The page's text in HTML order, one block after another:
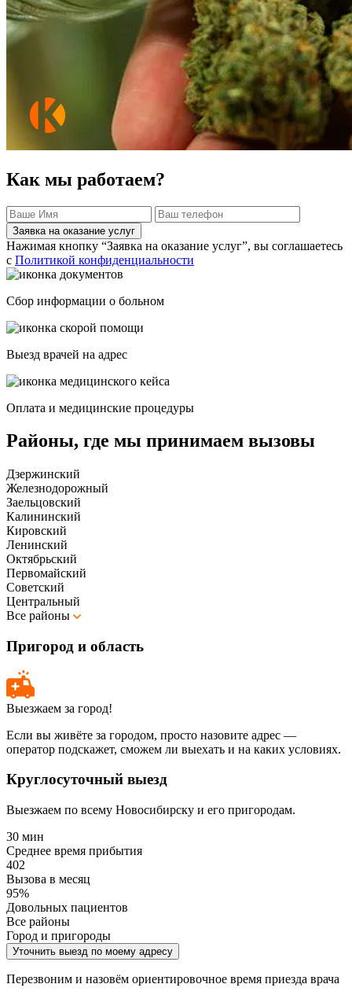
Как мы работаем?
Заявка на оказание услуг
Нажимая кнопку “Заявка на оказание услуг”, вы соглашаетесь
с Политикой конфиденциальности
Сбор информации о больном
Выезд врачей на адрес
Оплата и медицинские процедуры
Районы, где мы принимаем вызовы
Дзержинский
Железнодорожный
Заельцовский
Калининский
Кировский
Ленинский
Октябрьский
Первомайский
Советский
Центральный
Все районы
Пригород и область
Выезжаем за город!
Если вы живёте за городом, просто назовите адрес —
оператор подскажет, сможем ли выехать и на каких условиях.
Круглосуточный выезд
Выезжаем по всему Новосибирску и его пригородам.
30 мин
Среднее время прибытия
402
Вызова в месяц
95%
Довольных пациентов
Все районы
Город и пригороды
Уточнить выезд по моему адресу
Перезвоним и назовём ориентировочное время приезда врача